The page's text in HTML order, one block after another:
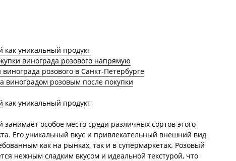
как уникальный продукт
винограда розового напрямую
розового в Санкт-Петербурге
виноградом розовым после покупки
как уникальный продукт
занимает особое место среди различных сортов этого
Его уникальный вкус и привлекательный внешний вид
как на рынках, так и в супермаркетах. Розовый
нежным сладким вкусом и идеальной текстурой, что